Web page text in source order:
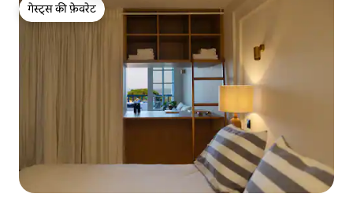
गेस्ट्स की फ़ेवरेट
गेस्ट्स की फ़ेवरेट